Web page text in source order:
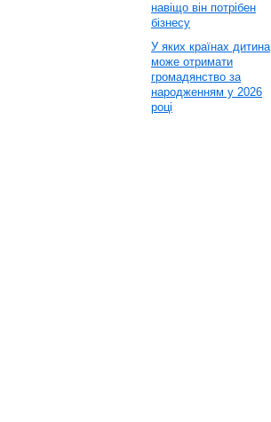
навіщо він потрібен
бізнесу
У яких країнах дитина
може отримати
громадянство за
народженням у 2026
році